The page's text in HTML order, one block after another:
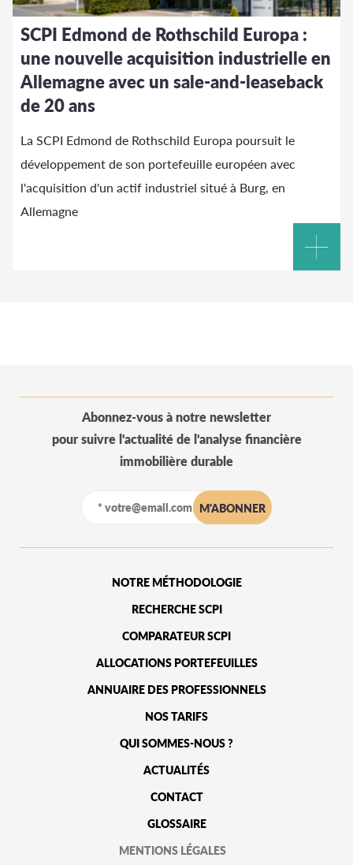
SCPI Edmond de Rothschild Europa :
une nouvelle acquisition industrielle en
Allemagne avec un sale-and-leaseback
de 20 ans
La SCPI Edmond de Rothschild Europa poursuit le
développement de son portefeuille européen avec
l'acquisition d'un actif industriel situé à Burg, en
Allemagne
Abonnez-vous à notre newsletter
pour suivre l'actualité de l'analyse financière
immobilière durable
NOTRE MÉTHODOLOGIE
RECHERCHE SCPI
COMPARATEUR SCPI
ALLOCATIONS PORTEFEUILLES
ANNUAIRE DES PROFESSIONNELS
NOS TARIFS
QUI SOMMES-NOUS ?
ACTUALITÉS
CONTACT
GLOSSAIRE
MENTIONS LÉGALES